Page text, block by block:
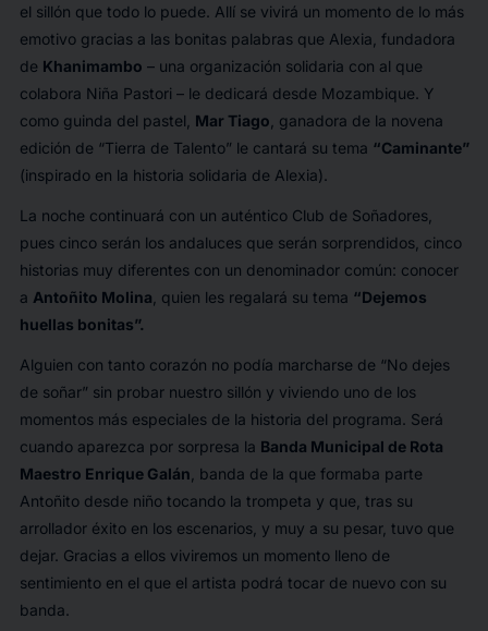
el sillón que todo lo puede. Allí se vivirá un momento de lo más
emotivo gracias a las bonitas palabras que Alexia, fundadora
de Khanimambo – una organización solidaria con al que
colabora Niña Pastori – le dedicará desde Mozambique. Y
como guinda del pastel, Mar Tiago , ganadora de la novena
edición de “Tierra de Talento” le cantará su tema “Caminante”
(inspirado en la historia solidaria de Alexia).
La noche continuará con un auténtico Club de Soñadores,
pues cinco serán los andaluces que serán sorprendidos, cinco
historias muy diferentes con un denominador común: conocer
a Antoñito Molina , quien les regalará su tema “Dejemos
huellas bonitas”.
Alguien con tanto corazón no podía marcharse de “No dejes
de soñar” sin probar nuestro sillón y viviendo uno de los
momentos más especiales de la historia del programa. Será
cuando aparezca por sorpresa la Banda Municipal de Rota
Maestro Enrique Galán , banda de la que formaba parte
Antoñito desde niño tocando la trompeta y que, tras su
arrollador éxito en los escenarios, y muy a su pesar, tuvo que
dejar. Gracias a ellos viviremos un momento lleno de
sentimiento en el que el artista podrá tocar de nuevo con su
banda.